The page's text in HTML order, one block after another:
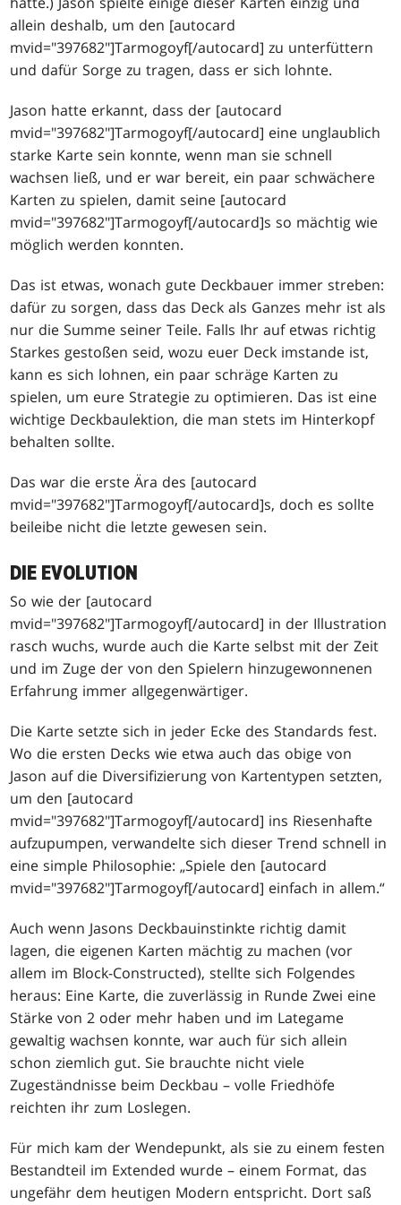
allein deshalb, um den [autocard
mvid="397682"]Tarmogoyf[/autocard] zu unterfüttern
und dafür Sorge zu tragen, dass er sich lohnte.
Jason hatte erkannt, dass der [autocard
mvid="397682"]Tarmogoyf[/autocard] eine unglaublich
starke Karte sein konnte, wenn man sie schnell
wachsen ließ, und er war bereit, ein paar schwächere
Karten zu spielen, damit seine [autocard
mvid="397682"]Tarmogoyf[/autocard]s so mächtig wie
möglich werden konnten.
Das ist etwas, wonach gute Deckbauer immer streben:
dafür zu sorgen, dass das Deck als Ganzes mehr ist als
nur die Summe seiner Teile. Falls Ihr auf etwas richtig
Starkes gestoßen seid, wozu euer Deck imstande ist,
kann es sich lohnen, ein paar schräge Karten zu
spielen, um eure Strategie zu optimieren. Das ist eine
wichtige Deckbaulektion, die man stets im Hinterkopf
behalten sollte.
Das war die erste Ära des [autocard
mvid="397682"]Tarmogoyf[/autocard]s, doch es sollte
beileibe nicht die letzte gewesen sein.
DIE EVOLUTION
So wie der [autocard
mvid="397682"]Tarmogoyf[/autocard] in der Illustration
rasch wuchs, wurde auch die Karte selbst mit der Zeit
und im Zuge der von den Spielern hinzugewonnenen
Erfahrung immer allgegenwärtiger.
Die Karte setzte sich in jeder Ecke des Standards fest.
Wo die ersten Decks wie etwa auch das obige von
Jason auf die Diversifizierung von Kartentypen setzten,
um den [autocard
mvid="397682"]Tarmogoyf[/autocard] ins Riesenhafte
aufzupumpen, verwandelte sich dieser Trend schnell in
eine simple Philosophie: „Spiele den [autocard
mvid="397682"]Tarmogoyf[/autocard] einfach in allem.“
Auch wenn Jasons Deckbauinstinkte richtig damit
lagen, die eigenen Karten mächtig zu machen (vor
allem im Block-Constructed), stellte sich Folgendes
heraus: Eine Karte, die zuverlässig in Runde Zwei eine
Stärke von 2 oder mehr haben und im Lategame
gewaltig wachsen konnte, war auch für sich allein
schon ziemlich gut. Sie brauchte nicht viele
Zugeständnisse beim Deckbau – volle Friedhöfe
reichten ihr zum Loslegen.
Für mich kam der Wendepunkt, als sie zu einem festen
Bestandteil im Extended wurde – einem Format, das
ungefähr dem heutigen Modern entspricht. Dort saß